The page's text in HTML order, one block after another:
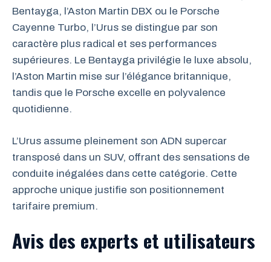
Bentayga, l’Aston Martin DBX ou le Porsche
Cayenne Turbo, l’Urus se distingue par son
caractère plus radical et ses performances
supérieures. Le Bentayga privilégie le luxe absolu,
l’Aston Martin mise sur l’élégance britannique,
tandis que le Porsche excelle en polyvalence
quotidienne.
L’Urus assume pleinement son ADN supercar
transposé dans un SUV, offrant des sensations de
conduite inégalées dans cette catégorie. Cette
approche unique justifie son positionnement
tarifaire premium.
Avis des experts et utilisateurs